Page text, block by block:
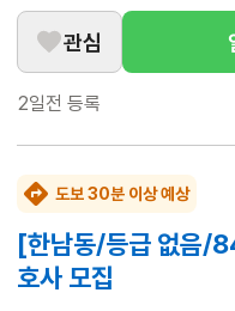
관심
2일전 등록
도보 30분 이상 예상
[한남동/등급 없음/
호사 모집